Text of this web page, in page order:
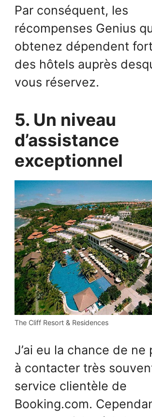
Par conséquent, les
récompenses Genius
obtenez dépendent
des hôtels auprès
vous réservez.
5. Un niveau
d’assistance
exceptionnel
The Cliff Resort & Residences
J’ai eu la chance de ne
à contacter très
service clientèle de
Booking.com.